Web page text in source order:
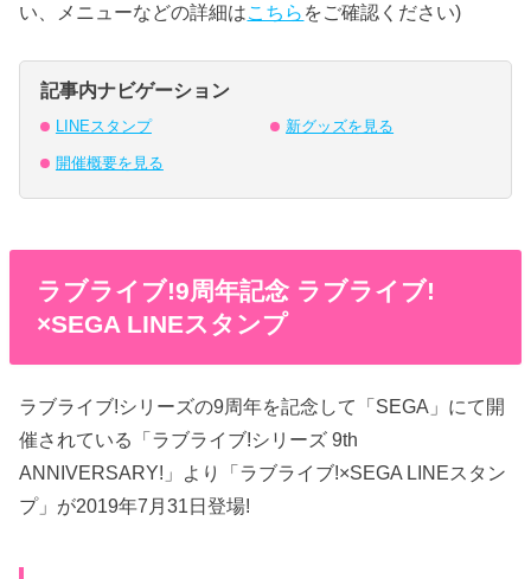
い、メニューなどの詳細はこちら をご確認ください)
記事内ナビゲーション
LINEスタンプ 新グッズを見る
開催概要を見る
ラブライブ!9周年記念 ラブライブ!
×SEGA LINEスタンプ
ラブライブ!シリーズの9周年を記念して「SEGA」にて開
催されている「ラブライブ!シリーズ 9th
ANNIVERSARY!」より「ラブライブ!×SEGA LINEスタン
プ」が2019年7月31日登場!